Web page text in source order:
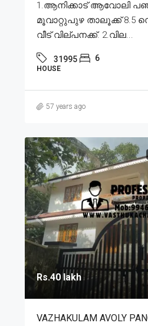
1.ആനിക്കാട് ആവോലി
മൂവാറ്റുപുഴ താലൂക്ക് 8.5
വീട് വില്പനക്ക്. 2.വില...
31995 6
HOUSE
57 years ago
Rs.40 lakh
VAZHAKULAM AVOLY